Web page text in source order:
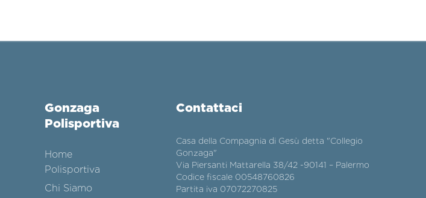
Gonzaga
Polisportiva
Home
Polisportiva
Chi Siamo
Contattaci
Casa della Compagnia di Gesù detta "Collegio
Gonzaga"
Via Piersanti Mattarella 38/42 -90141 – Palermo
Codice fiscale 00548760826
Partita iva 07072270825